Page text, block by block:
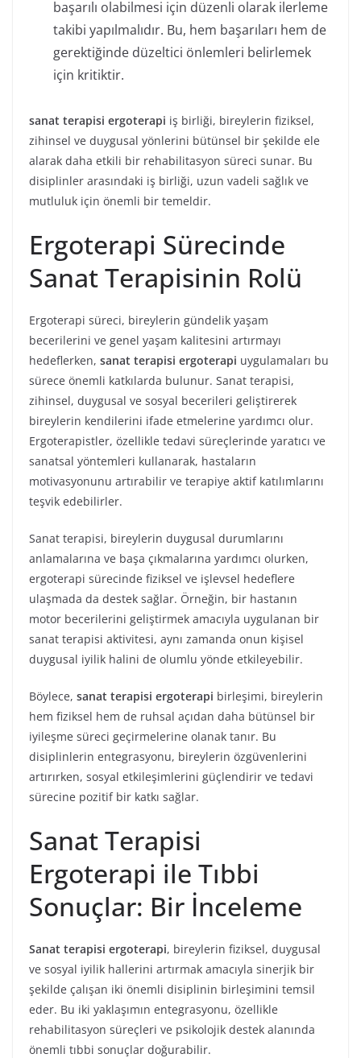
başarılı olabilmesi için düzenli olarak ilerleme
takibi yapılmalıdır. Bu, hem başarıları hem de
gerektiğinde düzeltici önlemleri belirlemek
için kritiktir.
sanat terapisi ergoterapi iş birliği, bireylerin fiziksel,
zihinsel ve duygusal yönlerini bütünsel bir şekilde ele
alarak daha etkili bir rehabilitasyon süreci sunar. Bu
disiplinler arasındaki iş birliği, uzun vadeli sağlık ve
mutluluk için önemli bir temeldir.
Ergoterapi Sürecinde
Sanat Terapisinin Rolü
Ergoterapi süreci, bireylerin gündelik yaşam
becerilerini ve genel yaşam kalitesini artırmayı
hedeflerken, sanat terapisi ergoterapi uygulamaları bu
sürece önemli katkılarda bulunur. Sanat terapisi,
zihinsel, duygusal ve sosyal becerileri geliştirerek
bireylerin kendilerini ifade etmelerine yardımcı olur.
Ergoterapistler, özellikle tedavi süreçlerinde yaratıcı ve
sanatsal yöntemleri kullanarak, hastaların
motivasyonunu artırabilir ve terapiye aktif katılımlarını
teşvik edebilirler.
Sanat terapisi, bireylerin duygusal durumlarını
anlamalarına ve başa çıkmalarına yardımcı olurken,
ergoterapi sürecinde fiziksel ve işlevsel hedeflere
ulaşmada da destek sağlar. Örneğin, bir hastanın
motor becerilerini geliştirmek amacıyla uygulanan bir
sanat terapisi aktivitesi, aynı zamanda onun kişisel
duygusal iyilik halini de olumlu yönde etkileyebilir.
Böylece, sanat terapisi ergoterapi birleşimi, bireylerin
hem fiziksel hem de ruhsal açıdan daha bütünsel bir
iyileşme süreci geçirmelerine olanak tanır. Bu
disiplinlerin entegrasyonu, bireylerin özgüvenlerini
artırırken, sosyal etkileşimlerini güçlendirir ve tedavi
sürecine pozitif bir katkı sağlar.
Sanat Terapisi
Ergoterapi ile Tıbbi
Sonuçlar: Bir İnceleme
Sanat terapisi ergoterapi, bireylerin fiziksel, duygusal
ve sosyal iyilik hallerini artırmak amacıyla sinerjik bir
şekilde çalışan iki önemli disiplinin birleşimini temsil
eder. Bu iki yaklaşımın entegrasyonu, özellikle
rehabilitasyon süreçleri ve psikolojik destek alanında
önemli tıbbi sonuçlar doğurabilir.